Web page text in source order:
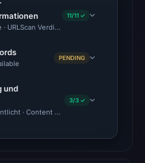
· URLScan Verdict · Cloudflare Radar
11/11 ✓
PENDING
und
· Content Observed Unavailable ·
3/3 ✓